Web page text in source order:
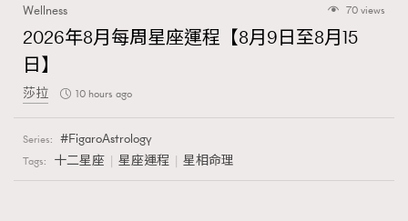
Wellness 70 views
2026年8月每周星座運程【8月9日至8月15
日】
莎拉 10 hours ago
Series: FigaroAstrology
Tags: 十二星座 星座運程 星相命理